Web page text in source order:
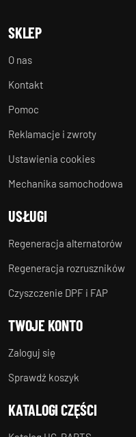
SKLEP
O nas
Kontakt
Pomoc
Reklamacje i zwroty
Ustawienia cookies
Mechanika samochodowa
USŁUGI
Regeneracja alternatorów
Regeneracja rozruszników
Czyszczenie DPF i FAP
TWOJE KONTO
Zaloguj się
Sprawdź koszyk
KATALOGI CZĘŚCI